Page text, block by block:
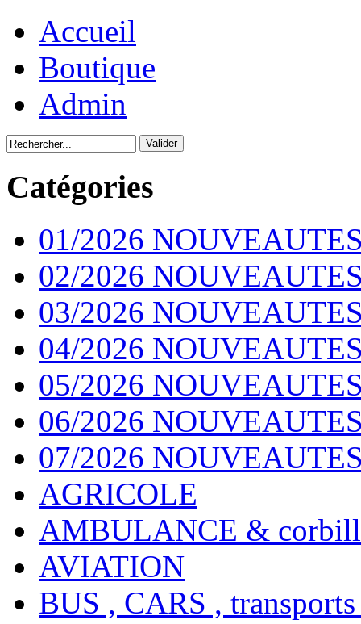
Accueil
Boutique
Admin
Catégories
01/2026
02/2026
03/2026
04/2026
05/2026
06/2026
07/2026
AGRICOLE
AMBULANCE &
AVIATION
BUS , CARS ,